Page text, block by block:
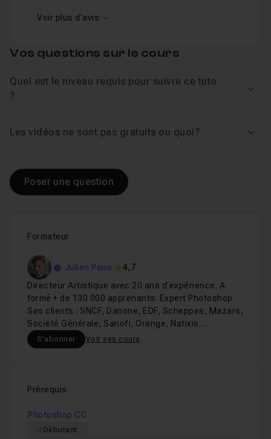
Voir plus d'avis
Formateur
Julien Pons
4,7
Directeur Artistique avec 20 ans d’expérience. A
formé + de 130 000 apprenants. Expert Photoshop.
Ses clients : SNCF, Danone, EDF, Scheppes, Mazars,
Société Générale, Sanofi, Orange, Natixis…
S'abonner Voir ses cours
Prérequis
Photoshop CC
Débutant
Vos questions sur le cours
Quel est le niveau requis pour suivre ce tuto
?
Les vidéos ne sont pas gratuits ou quoi?
Poser une question